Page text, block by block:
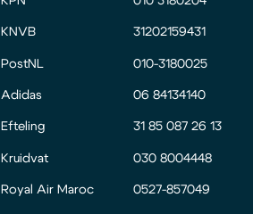
KNVB
PostNL
Adidas
Efteling
Kruidvat
Royal Air Maroc
31202159431
010-3180025
06 84134140
31 85 087 26 13
030 8004448
0527-857049